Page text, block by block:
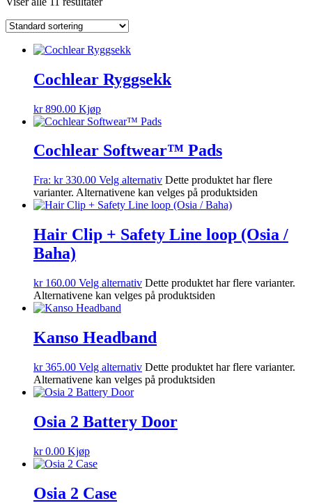
Cochlear Ryggsekk
kr890.00 Kjøp
Cochlear Softwear™ Pads
Fra: kr330.00 Velg alternativ Dette produktet har flere
varianter. Alternativene kan velges på produktsiden
Hair Clip + Safety Line loop (Osia /
Baha)
kr160.00 Velg alternativ Dette produktet har flere varianter.
Alternativene kan velges på produktsiden
Kanso Headband
kr365.00 Velg alternativ Dette produktet har flere varianter.
Alternativene kan velges på produktsiden
Osia 2 Battery Door
kr0.00 Kjøp
Osia 2 Case